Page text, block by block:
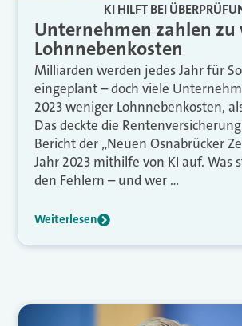
KI HILFT BEI
Unternehmen zahlen zu
Lohnnebenkosten
Milliarden werden jedes Jahr für
eingeplant – doch viele
2023 weniger Lohnnebenkosten,
Das deckte die
Bericht der „Neuen Osnabrücker
Jahr 2023 mithilfe von KI auf. Was
den Fehlern – und wer …
Weiterlesen